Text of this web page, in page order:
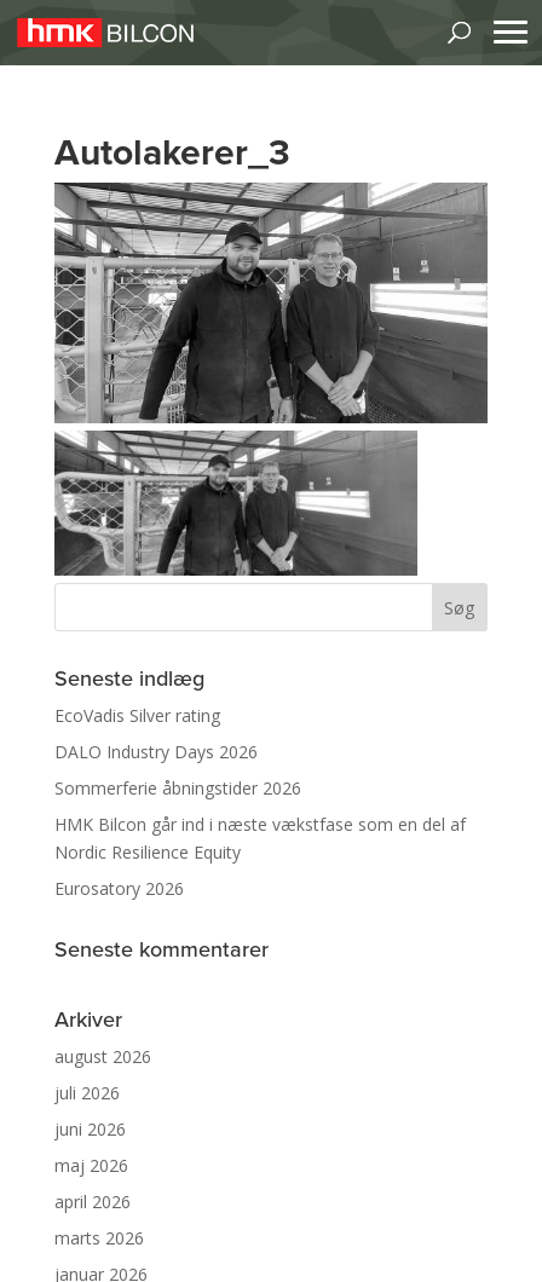
Autolakerer_3
Seneste indlæg
EcoVadis Silver rating
DALO Industry Days 2026
Sommerferie åbningstider 2026
HMK Bilcon går ind i næste vækstfase som en del af
Nordic Resilience Equity
Eurosatory 2026
Seneste kommentarer
Arkiver
august 2026
juli 2026
juni 2026
maj 2026
april 2026
marts 2026
januar 2026